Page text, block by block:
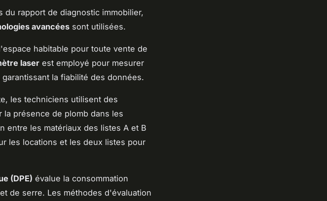
du rapport de diagnostic immobilier,
avancées sont utilisées.
habitable pour toute vente de
laser est employé pour mesurer
la fiabilité des données.
les techniciens utilisent des
présence de plomb dans les
entre les matériaux des listes A et B
les locations et les deux listes pour
(DPE) évalue la consommation
de serre. Les méthodes d'évaluation